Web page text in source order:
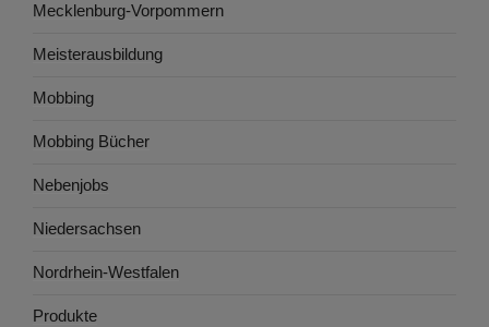
Mecklenburg-Vorpommern
Meisterausbildung
Mobbing
Mobbing Bücher
Nebenjobs
Niedersachsen
Nordrhein-Westfalen
Produkte